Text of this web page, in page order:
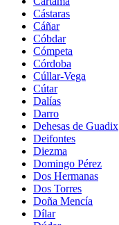
Cástaras
Cáñar
Cóbdar
Cómpeta
Córdoba
Cúllar-Vega
Cútar
Dalías
Darro
Dehesas de Guadix
Deifontes
Diezma
Domingo Pérez
Dos Hermanas
Dos Torres
Doña Mencía
Dílar